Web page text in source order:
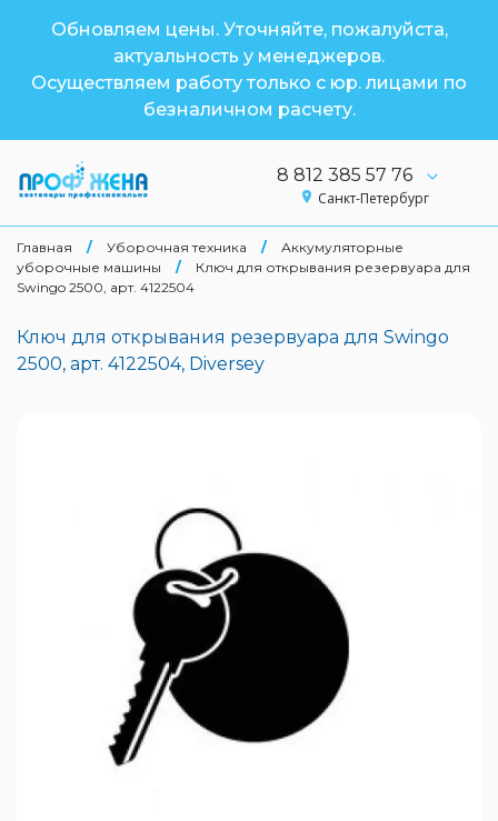
Обновляем цены. Уточняйте, пожалуйста,
актуальность у менеджеров.
Осуществляем работу только с юр. лицами по
безналичном расчету.
8 812 385 57 76
Санкт-Петербург
Главная / Уборочная техника /
Аккумуляторные
уборочные машины
/
Ключ для открывания резервуара для
Swingo 2500, арт. 4122504
Ключ для открывания резервуара для Swingo
2500, арт. 4122504, Diversey